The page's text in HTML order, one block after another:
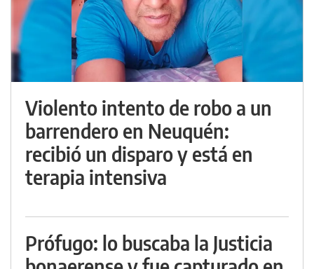
Violento intento de robo a un
barrendero en Neuquén:
recibió un disparo y está en
terapia intensiva
Prófugo: lo buscaba la Justicia